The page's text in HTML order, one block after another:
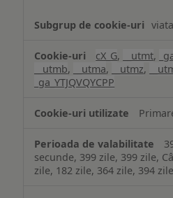
cX_G, __utmt,
__utmb, __utma, __utmz,
_ga_YTJQVQYCPP
secunde, 399 zile, 399 zile,
zile, 182 zile, 364 zile, 394